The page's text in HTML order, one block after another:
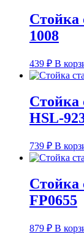
Стойка
1008
439 ₽ В
Стойка
HSL-
739 ₽ В
Стойка
FP0655
879 ₽ В